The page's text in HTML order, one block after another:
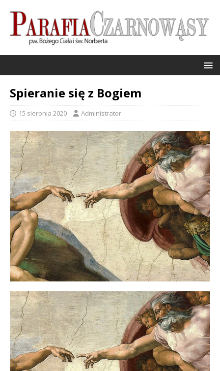
Spieranie się z Bogiem
15 sierpnia 2020 Administrator